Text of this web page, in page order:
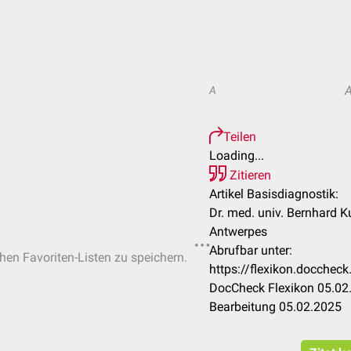
Favoriten-Listen zu speichern.
A
Teilen
Loading...
Zitieren
Artikel Basisdiagnostik:
Dr. med. univ. Bernhard
Antwerpes
Abrufbar unter:
https://
DocCheck Flexikon
Bearbeitung 05.02.2025